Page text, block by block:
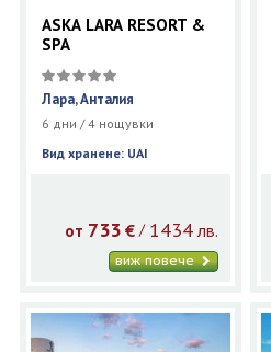
ASKA LARA RESORT &
SPA
Лара, Анталия
6 дни / 4 нощувки
Вид хранене: UAI
от 733 €/ 1434 лв.
виж повече